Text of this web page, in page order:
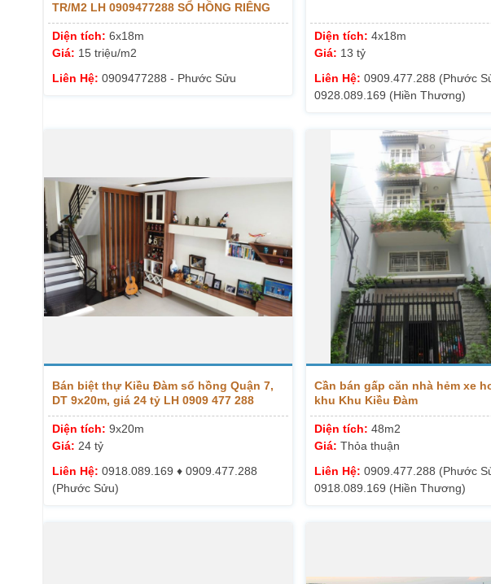
TR/M2 LH 0909477288 SỔ HỒNG RIÊNG
Diện tích: 6x18m
Giá: 15 triệu/m2
Liên Hệ: 0909477288 - Phước Sửu
Diện tích: 4x18m
Giá: 13 tỷ
Liên Hệ: 0909.477.288 (Phước
0928.089.169 (Hiền Thương)
Bán biệt thự Kiều Đàm sổ hồng Quận 7,
DT 9x20m, giá 24 tỷ LH 0909 477 288
Diện tích: 9x20m
Giá: 24 tỷ
Liên Hệ: 0918.089.169 ♦️ 0909.477.288
(Phước Sửu)
Cần bán gấp căn nhà hẻm xe
khu Khu Kiều Đàm
Diện tích: 48m2
Giá: Thỏa thuận
Liên Hệ: 0909.477.288 (Phước
0918.089.169 (Hiền Thương)